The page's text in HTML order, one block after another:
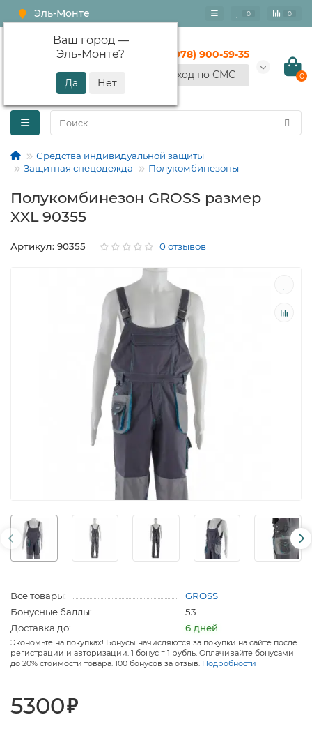
Эль-Монте
Ваш город —
Эль-Монте?
0 0
+7 (978) 900-59-35
Вход по СМС
0
Средства индивидуальной защиты
Защитная спецодежда
Полукомбинезоны
Полукомбинезон GROSS размер
XXL 90355
Артикул: 90355 0 отзывов
Все товары:
GROSS
Бонусные баллы:
53
Доставка до:
6 дней
Экономьте на покупках! Бонусы начисляются за покупки на сайте после
регистрации и авторизации. 1 бонус = 1 рубль. Оплачивайте бонусами
до 20% стоимости товара. 100 бонусов за отзыв. Подробности
5300₽